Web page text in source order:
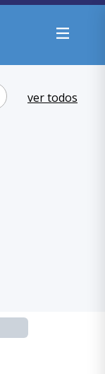
ver todos